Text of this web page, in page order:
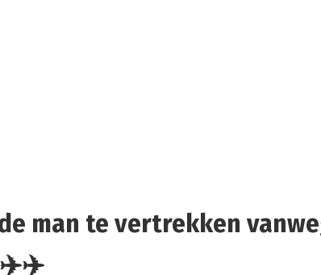
man te vertrekken